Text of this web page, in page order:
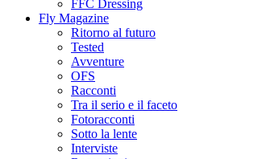
FFC Dressing
Fly Magazine
Ritorno al futuro
Tested
Avventure
OFS
Racconti
Tra il serio e il faceto
Fotoracconti
Sotto la lente
Interviste